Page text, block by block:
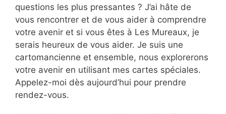
questions les plus pressantes ? J’ai hâte de
vous rencontrer et de vous aider à comprendre
votre avenir et si vous êtes à Les Mureaux, je
serais heureux de vous aider. Je suis une
cartomancienne et ensemble, nous explorerons
votre avenir en utilisant mes cartes spéciales.
Appelez-moi dès aujourd’hui pour prendre
rendez-vous.